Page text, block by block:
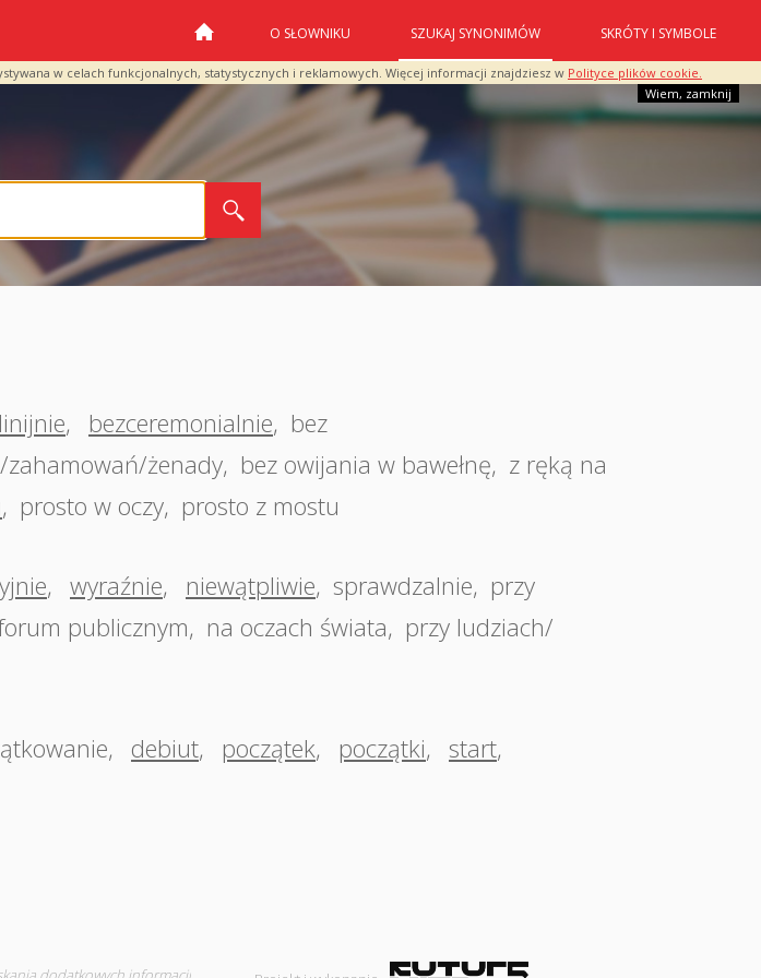
w celach funkcjonalnych, statystycznych i reklamowych. Więcej informacji znajdziesz w Polityce plików cookie.
Wiem, zamknij
O SŁOWNIKU SZUKAJ SYNONIMÓW SKRÓTY I SYMBOLE
, bezceremonialnie, bez
zahamowań/żenady, bez owijania w bawełnę, z ręką na
, prosto w oczy, prosto z mostu
, wyraźnie, niewątpliwie, sprawdzalnie, przy
publicznym, na oczach świata, przy ludziach/
, debiut, początek, początki, start,